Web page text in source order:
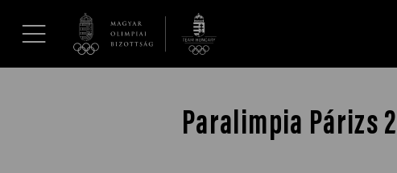
Hírek
Paralimpia Párizs